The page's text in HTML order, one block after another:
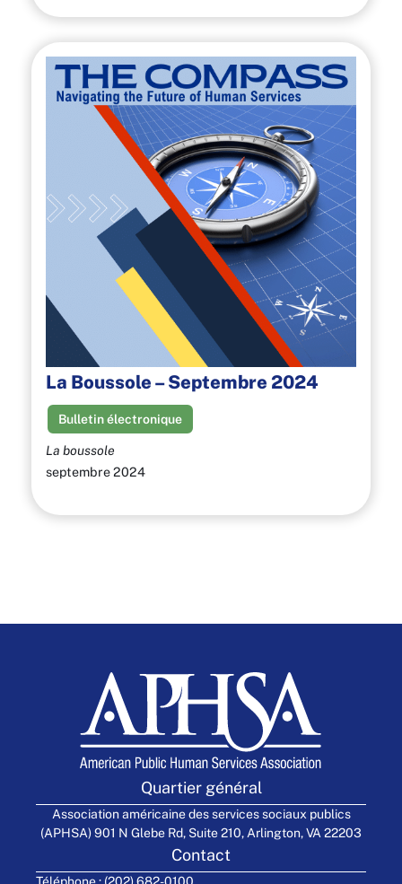
La Boussole – Septembre 2024
Bulletin électronique
La boussole
septembre 2024
Quartier général
Association américaine des services sociaux publics
(APHSA) 901 N Glebe Rd, Suite 210, Arlington, VA 22203
Contact